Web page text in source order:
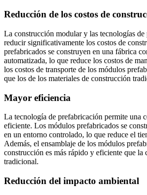
Reducción de los costos de
La construcción modular y las tecnologías de
reducir significativamente los costos de
prefabricados se construyen en una fábrica
automatizada, lo que reduce los costos de
los costos de transporte de los módulos
que los de los materiales de construcción
Mayor eficiencia
La tecnología de prefabricación permite una
eficiente. Los módulos prefabricados se
en un entorno controlado, lo que reduce el
Además, el ensamblaje de los módulos
construcción es más rápido y eficiente que la
tradicional.
Reducción del impacto ambiental